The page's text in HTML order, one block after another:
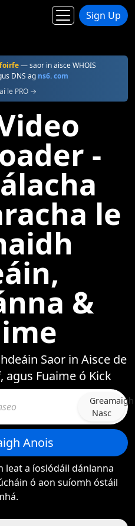
Sign Up
— saor in aisce WHOIS
DNS ag ns6. com
le PRO →
-
le
&
Saor in Aisce de
agus Fuaime ó Kick
Greamaigh
Nasc
Anois
leat a íoslódáil dánlanna
ó aon suíomh óstáil